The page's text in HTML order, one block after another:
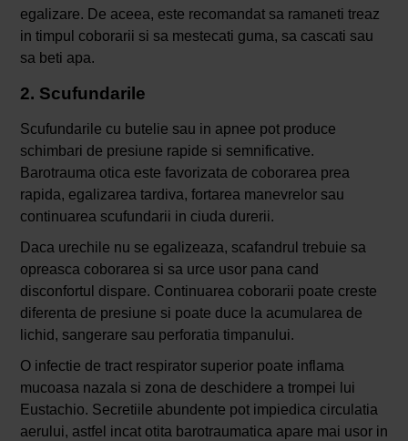
egalizare. De aceea, este recomandat sa ramaneti treaz
in timpul coborarii si sa mestecati guma, sa cascati sau
sa beti apa.
2. Scufundarile
Scufundarile cu butelie sau in apnee pot produce
schimbari de presiune rapide si semnificative.
Barotrauma otica este favorizata de coborarea prea
rapida, egalizarea tardiva, fortarea manevrelor sau
continuarea scufundarii in ciuda durerii.
Daca urechile nu se egalizeaza, scafandrul trebuie sa
opreasca coborarea si sa urce usor pana cand
disconfortul dispare. Continuarea coborarii poate creste
diferenta de presiune si poate duce la acumularea de
lichid, sangerare sau perforatia timpanului.
O infectie de tract respirator superior poate inflama
mucoasa nazala si zona de deschidere a trompei lui
Eustachio. Secretiile abundente pot impiedica circulatia
aerului, astfel incat otita barotraumatica apare mai usor in